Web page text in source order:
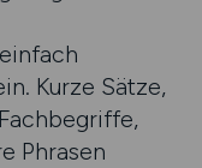
Kurze Sätze,
Phrasen